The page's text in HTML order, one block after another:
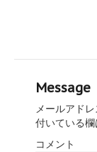
Message
メールアド
付いている
コメント